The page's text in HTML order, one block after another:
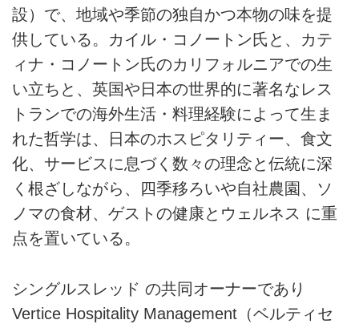
設）で、地域や季節の独自かつ本物の味を提
供している。カイル・コノートン氏と、カテ
ィナ・コノートン氏のカリフォルニアでの生
い立ちと、英国や日本の世界的に著名なレス
トランでの海外生活・料理経験によって生ま
れた哲学は、日本のホスピタリティー、食文
化、サービスに息づく数々の理念と伝統に深
く根ざしながら、四季移ろいや自社農園、ソ
ノマの食材、ゲストの健康とウェルネス に重
点を置いている。
シングルスレッド の共同オーナーであり
Vertice Hospitality Management（ベルティセ